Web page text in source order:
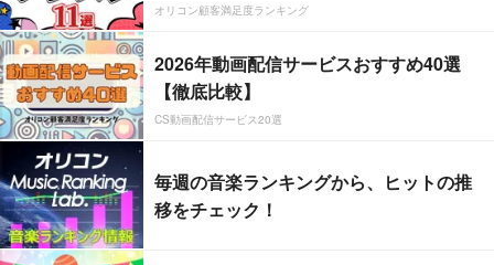
オリコン顧客満足度ランキング
2026年動画配信サービスおすすめ40選
【徹底比較】
CS動画配信サービス20選
毎週の音楽ランキングから、ヒットの推
移をチェック！